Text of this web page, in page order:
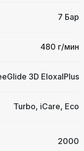
7 Бар
480 г/мин
3D EloxalPlus
Turbo, iCare, Eco
2000